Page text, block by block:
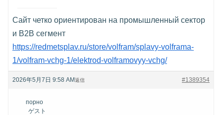
Сайт четко ориентирован на промышленный сектор
и B2B сегмент
https://redmetsplav.ru/store/volfram/splavy-volframa-
1/volfram-vchg-1/elektrod-volframovyy-vchg/
2026年5月7日 9:58 AM #1389354
返信
порно
ゲスト